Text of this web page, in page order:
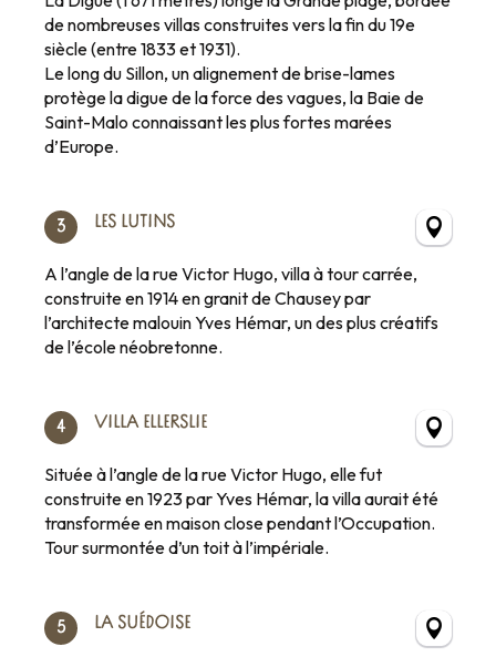
de nombreuses villas construites vers la fin du 19e
siècle (entre 1833 et 1931).
Le long du Sillon, un alignement de brise-lames
protège la digue de la force des vagues, la Baie de
Saint-Malo connaissant les plus fortes marées
d’Europe.
3 LES LUTINS
A l’angle de la rue Victor Hugo, villa à tour carrée,
construite en 1914 en granit de Chausey par
l’architecte malouin Yves Hémar, un des plus créatifs
de l’école néobretonne.
4 VILLA ELLERSLIE
Située à l’angle de la rue Victor Hugo, elle fut
construite en 1923 par Yves Hémar, la villa aurait été
transformée en maison close pendant l’Occupation.
Tour surmontée d’un toit à l’impériale.
5 LA SUÉDOISE